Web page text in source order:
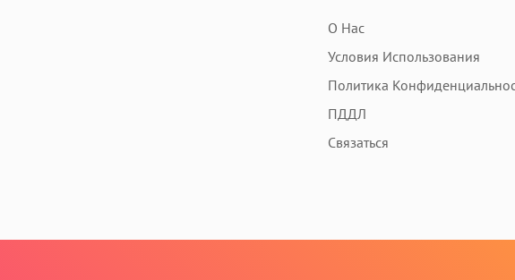
О Нас
Условия Использования
Политика
ПДДЛ
Связаться